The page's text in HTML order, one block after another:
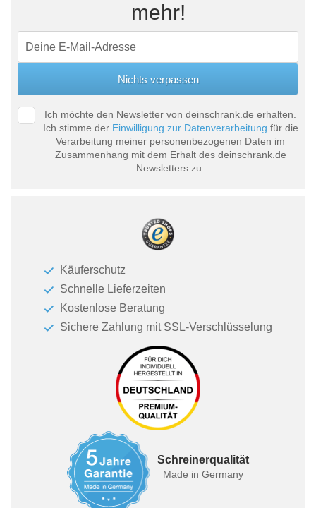
mehr!
Ich möchte den Newsletter von deinschrank.de erhalten.
Ich stimme der Einwilligung zur Datenverarbeitung für die
Verarbeitung meiner personenbezogenen Daten im
Zusammenhang mit dem Erhalt des deinschrank.de
Newsletters zu.
Käuferschutz
Schnelle Lieferzeiten
Kostenlose Beratung
Sichere Zahlung mit SSL-Verschlüsselung
Schreinerqualität
Made in Germany